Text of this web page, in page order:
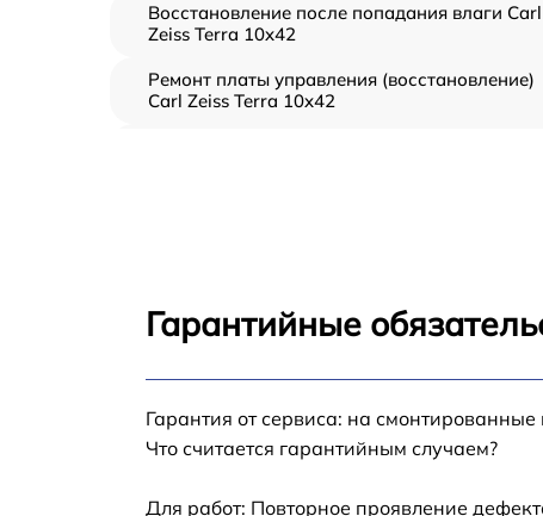
Восстановление после попадания влаги Carl
Zeiss Terra 10x42
Ремонт платы управления (восстановление)
Carl Zeiss Terra 10x42
Замена USB порта Carl Zeiss Terra 10x42
Гарантийные
Гарантия от сервиса: на
Что считается гарантийным случаем?
Для работ: Повторное проявление